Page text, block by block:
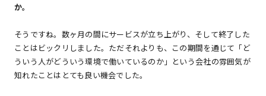
か。
そうですね。数ヶ月の間にサービスが立ち上がり、そして終了した
ことはビックリしました。ただそれよりも、この期間を通じて「ど
ういう人がどういう環境で働いているのか」という会社の雰囲気が
知れたことはとても良い機会でした。